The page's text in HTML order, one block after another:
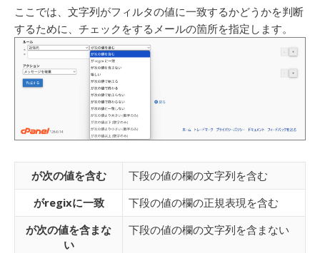
ここでは、文字列がフィルタの値に一致するかどうかを判断
するために、チェックをするメールの箇所を指定します。
が次の値を含む
下段の値の欄の文字列を含む
がregixに一致
下段の値の欄の正規表現を含む
が次の値を含まな
い
下段の値の欄の文字列を含まない